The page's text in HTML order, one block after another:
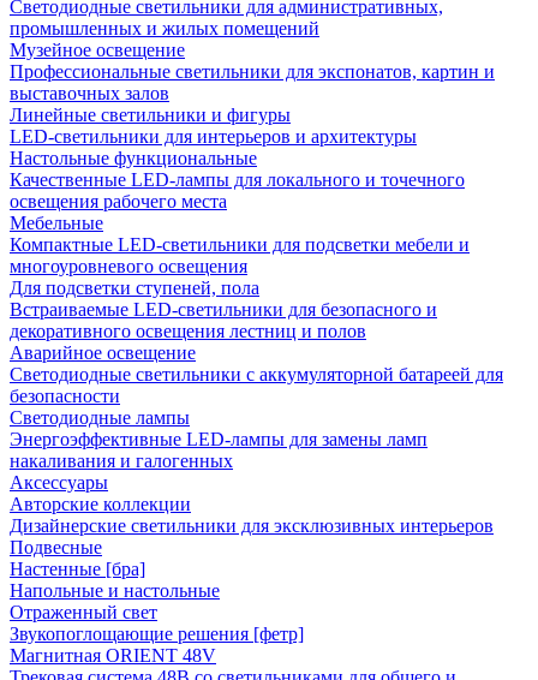
Светодиодные светильники для административных,
промышленных и жилых помещений
Музейное освещение
Профессиональные светильники для экспонатов, картин и
выставочных залов
Линейные светильники и фигуры
LED-светильники для интерьеров и архитектуры
Настольные функциональные
Качественные LED-лампы для локального и точечного
освещения рабочего места
Мебельные
Компактные LED-светильники для подсветки мебели и
многоуровневого освещения
Для подсветки ступеней, пола
Встраиваемые LED-светильники для безопасного и
декоративного освещения лестниц и полов
Аварийное освещение
Светодиодные светильники с аккумуляторной батареей для
безопасности
Светодиодные лампы
Энергоэффективные LED-лампы для замены ламп
накаливания и галогенных
Аксессуары
Авторские коллекции
Дизайнерские светильники для эксклюзивных интерьеров
Подвесные
Настенные [бра]
Напольные и настольные
Отраженный свет
Звукопоглощающие решения [фетр]
Магнитная ORIENT 48V